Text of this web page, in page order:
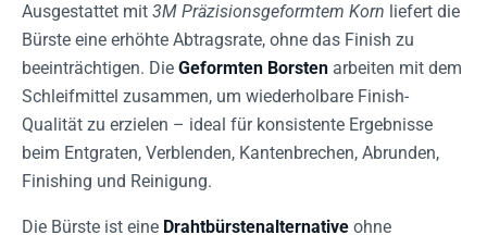
Ausgestattet mit 3M Präzisionsgeformtem Korn liefert die
Bürste eine erhöhte Abtragsrate, ohne das Finish zu
beeinträchtigen. Die Geformten Borsten arbeiten mit dem
Schleifmittel zusammen, um wiederholbare Finish-
Qualität zu erzielen – ideal für konsistente Ergebnisse
beim Entgraten, Verblenden, Kantenbrechen, Abrunden,
Finishing und Reinigung.
Die Bürste ist eine Drahtbürstenalternative ohne